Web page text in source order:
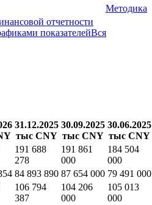
Методика
отчетности
показателейВся
31.12.2025
тыс CNY
30.09.2025
тыс CNY
30.06.2025
тыс CNY
191 688
278
191 861
000
184 504
000
84 893 890 87 654 000 79 491 000
106 794
387
104 206
000
105 013
000